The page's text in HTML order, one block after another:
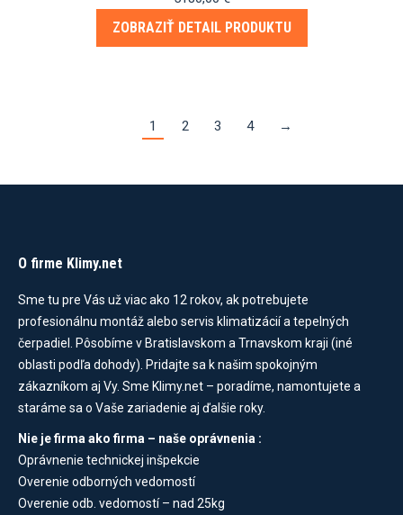
ZOBRAZIŤ DETAIL PRODUKTU
1 2 3 4 →
O firme Klimy.net
Sme tu pre Vás už viac ako 12 rokov, ak potrebujete
profesionálnu montáž alebo servis klimatizácií a tepelných
čerpadiel. Pôsobíme v Bratislavskom a Trnavskom kraji (iné
oblasti podľa dohody). Pridajte sa k našim spokojným
zákazníkom aj Vy. Sme Klimy.net – poradíme, namontujete a
staráme sa o Vaše zariadenie aj ďalšie roky.
Nie je firma ako firma – naše oprávnenia :
Oprávnenie technickej inšpekcie
Overenie odborných vedomostí
Overenie odb. vedomostí – nad 25kg